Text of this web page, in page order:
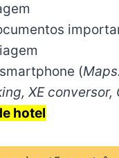
(
XE
hotel